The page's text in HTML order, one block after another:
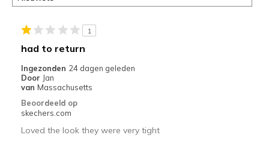
1
had to return
Ingezonden 24 dagen geleden
Door Jan
van Massachusetts
Beoordeeld op
skechers.com
Loved the look they were very tight